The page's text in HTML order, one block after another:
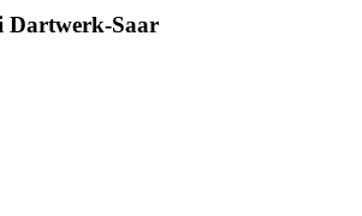
Dartwerk-Saar